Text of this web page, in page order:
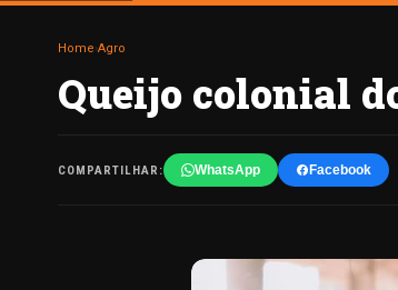
Home Agro
Queijo colonial
COMPARTILHAR: WhatsApp Facebook